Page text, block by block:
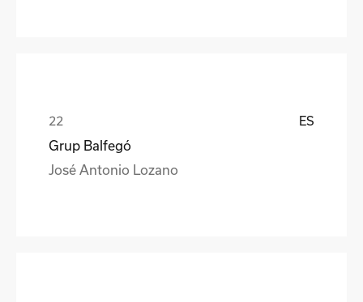
ES
Grup Balfegó
José Antonio Lozano